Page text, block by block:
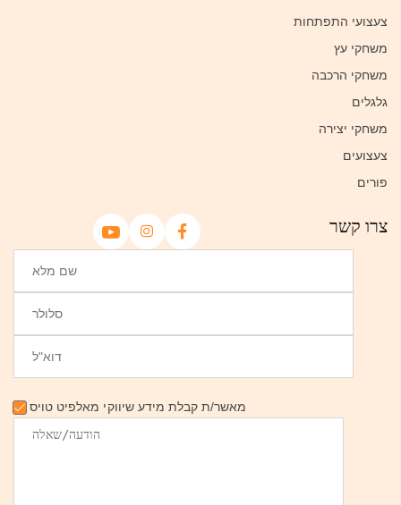
צעצועי התפתחות
משחקי עץ
משחקי הרכבה
גלגלים
משחקי יצירה
צעצועים
פורים
צרו קשר
מאשר/ת קבלת מידע שיווקי מאלפיט טויס